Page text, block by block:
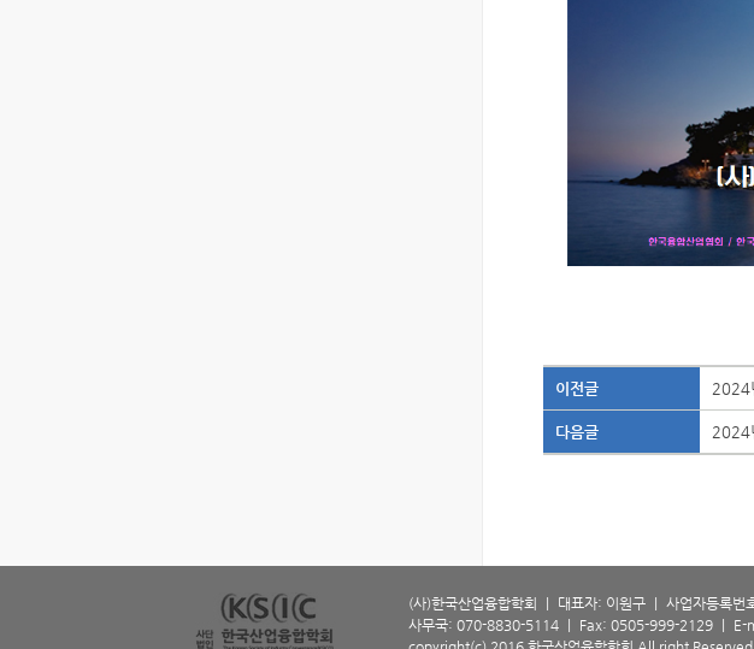
이전글 2024
다음글 2024
(사)한국산업융합학회 ㅣ 대표자: 이원구 ㅣ 사업자등록
사무국: 070-8830-5114 ㅣ Fax: 0505-999-2129 ㅣ E-